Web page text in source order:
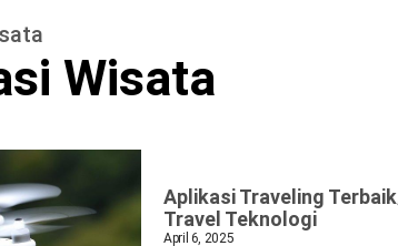
Wisata
Aplikasi Traveling Terbaik
Travel Teknologi
April 6, 2025